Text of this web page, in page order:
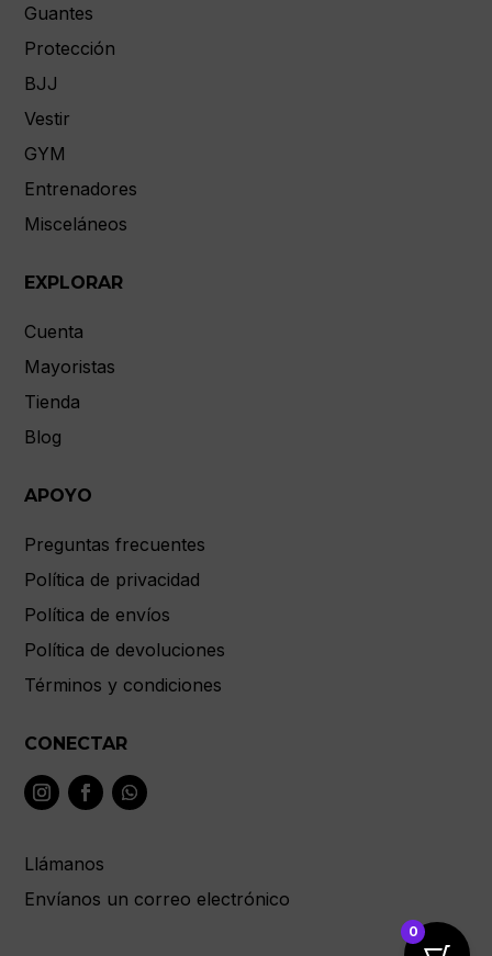
Guantes
Protección
BJJ
Vestir
GYM
Entrenadores
Misceláneos
EXPLORAR
Cuenta
Mayoristas
Tienda
Blog
APOYO
Preguntas frecuentes
Política de privacidad
Política de envíos
Política de devoluciones
Términos y condiciones
CONECTAR
Llámanos
Envíanos un correo electrónico
0